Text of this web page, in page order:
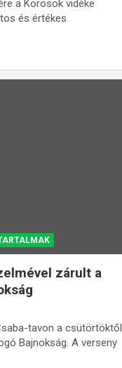
a Körösök vidéke
és értékes
zárult a
tavon a csütörtöktől
Bajnokság. A verseny